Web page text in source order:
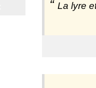
La lyre